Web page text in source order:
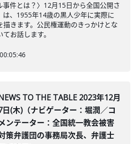
事件とは？〉12月15日から全国公開さ
は、1955年14歳の黒人少年に実際に
描きます。公民権運動のきっかけとな
お話します。
00:05:46
TO THE TABLE 2023年12月
日(木)（ナビゲーター：堀潤／コ
ンテーター：全国統一教会被害
策弁護団の事務局次長、弁護士